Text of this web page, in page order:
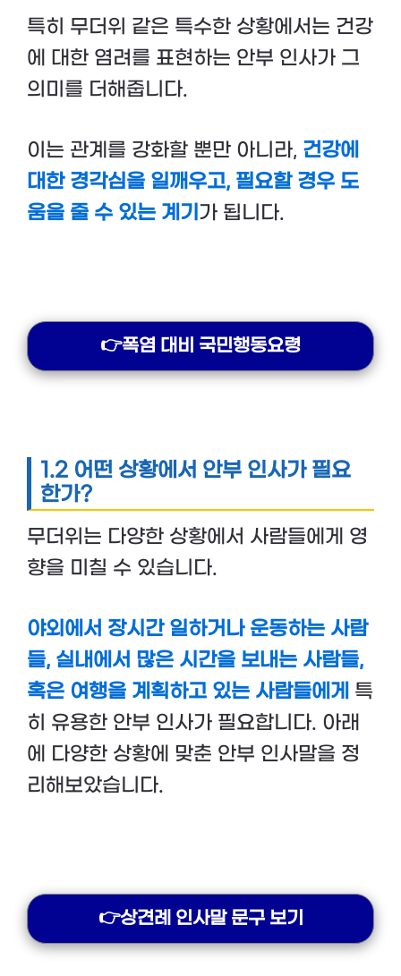
특히 무더위 같은 특수한 상황에서는 건강
에 대한 염려를 표현하는 안부 인사가 그
의미를 더해줍니다.
이는 관계를 강화할 뿐만 아니라, 건강에
대한 경각심을 일깨우고, 필요할 경우 도
움을 줄 수 있는 계기 가 됩니다.
👉폭염 대비 국민행동요령
1.2 어떤 상황에서 안부 인사가 필요
한가?
무더위는 다양한 상황에서 사람들에게 영
향을 미칠 수 있습니다.
야외에서 장시간 일하거나 운동하는 사람
들, 실내에서 많은 시간을 보내는 사람들,
혹은 여행을 계획하고 있는 사람들에게 특
히 유용한 안부 인사가 필요합니다. 아래
에 다양한 상황에 맞춘 안부 인사말을 정
리해보았습니다.
👉상견례 인사말 문구 보기